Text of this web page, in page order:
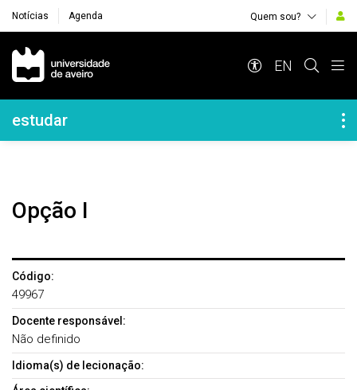
Notícias Agenda Quem sou?
Navegação Principal
EN
Navegação Lateral
estudar
Opção I
Código:
49967
Docente responsável:
Não definido
Idioma(s) de lecionação: